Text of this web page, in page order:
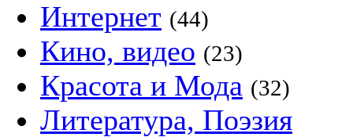
Интернет (44)
Кино, видео (23)
Красота и Мода (32)
Литература, Поэзия